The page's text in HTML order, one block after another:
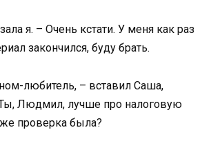
я. – Очень кстати. У меня как раз
закончился, буду брать.
любитель, – вставил Саша,
Ты, Людмил, лучше про налоговую
проверка была?